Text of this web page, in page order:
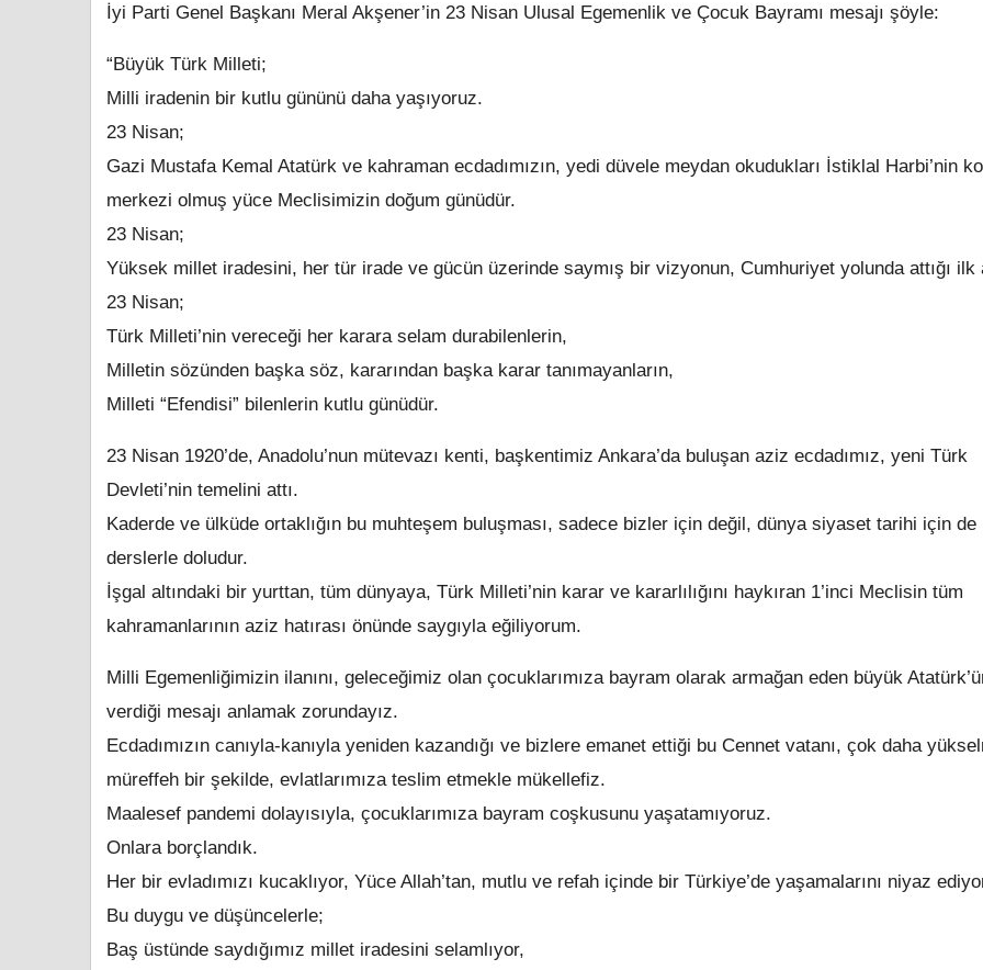
İyi Parti Genel Başkanı Meral Akşener’in 23 Nisan Ulusal Egemenlik ve Çocuk Bayramı mesajı şöyle:
“Büyük Türk Milleti;
Milli iradenin bir kutlu gününü daha yaşıyoruz.
23 Nisan;
Gazi Mustafa Kemal Atatürk ve kahraman ecdadımızın, yedi düvele meydan okudukları İstiklal Harbi’nin
merkezi olmuş yüce Meclisimizin doğum günüdür.
23 Nisan;
Yüksek millet iradesini, her tür irade ve gücün üzerinde saymış bir vizyonun, Cumhuriyet yolunda attığı ilk
23 Nisan;
Türk Milleti’nin vereceği her karara selam durabilenlerin,
Milletin sözünden başka söz, kararından başka karar tanımayanların,
Milleti “Efendisi” bilenlerin kutlu günüdür.
23 Nisan 1920’de, Anadolu’nun mütevazı kenti, başkentimiz Ankara’da buluşan aziz ecdadımız, yeni Türk
Devleti’nin temelini attı.
Kaderde ve ülküde ortaklığın bu muhteşem buluşması, sadece bizler için değil, dünya siyaset tarihi için de
derslerle doludur.
İşgal altındaki bir yurttan, tüm dünyaya, Türk Milleti’nin karar ve kararlılığını haykıran 1’inci Meclisin tüm
kahramanlarının aziz hatırası önünde saygıyla eğiliyorum.
Milli Egemenliğimizin ilanını, geleceğimiz olan çocuklarımıza bayram olarak armağan eden büyük
verdiği mesajı anlamak zorundayız.
Ecdadımızın canıyla-kanıyla yeniden kazandığı ve bizlere emanet ettiği bu Cennet vatanı, çok daha
müreffeh bir şekilde, evlatlarımıza teslim etmekle mükellefiz.
Maalesef pandemi dolayısıyla, çocuklarımıza bayram coşkusunu yaşatamıyoruz.
Onlara borçlandık.
Her bir evladımızı kucaklıyor, Yüce Allah’tan, mutlu ve refah içinde bir Türkiye’de yaşamalarını niyaz
Bu duygu ve düşüncelerle;
Baş üstünde saydığımız millet iradesini selamlıyor,